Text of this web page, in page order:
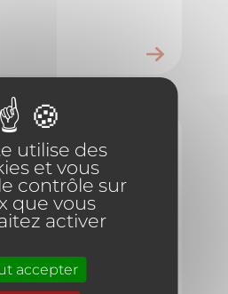
400 V
utilise des
et vous
contrôle sur
que vous
activer
accepter